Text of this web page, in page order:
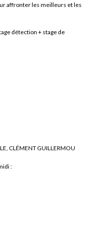
affronter les meilleurs et les
détection + stage de
CLÉMENT GUILLERMOU
: